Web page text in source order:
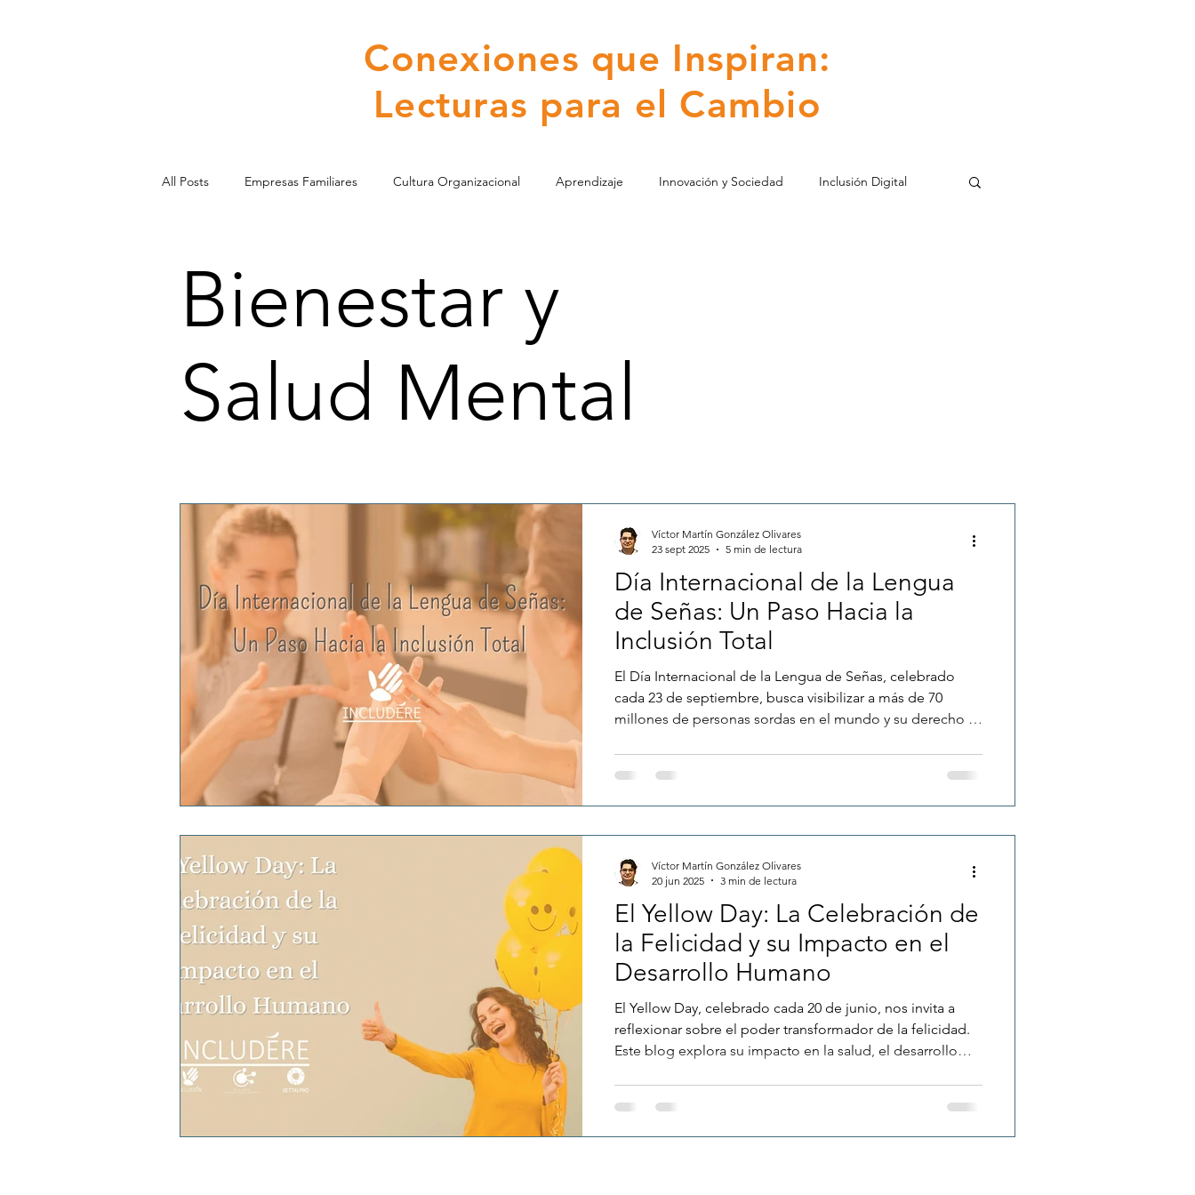
Conexiones que Inspiran:
Lecturas para el Cambio
All Posts Empresas Familiares Cultura Organizacional Aprendizaje Innovación y Sociedad Inclusión Digital
Diversidad Inclusión Social Salud Discapacidad
Bienestar y Salud Mental Liderazgo Talento Humano Bienestar y Clima Laboral
Desarrollo Personal y Profesional Inclusión Trabajo en Equipo Habilidades Blandas Comunicación Organizacional
Accesibilidad
Bienestar y
Salud Mental
Día Internacional de la Lengua
de Señas: Un Paso Hacia la
Inclusión Total
El Día Internacional de la Lengua de Señas, celebrado
cada 23 de septiembre, busca visibilizar a más de 70
millones de personas sordas en el mundo y su derecho a
comunidad sorda, el impacto de la lengua de señas en la
vida cotidiana, los avances legislativos en México y la
Víctor Martín González Olivares
23 sept 2025
5 min de lectura
El Yellow Day: La Celebración de
la Felicidad y su Impacto en el
Desarrollo Humano
El Yellow Day, celebrado cada 20 de junio, nos invita a
reflexionar sobre el poder transformador de la felicidad.
Este blog explora su impacto en la salud, el desarrollo
bienestar y construir una vida más plena.
Víctor Martín González Olivares
20 jun 2025
3 min de lectura